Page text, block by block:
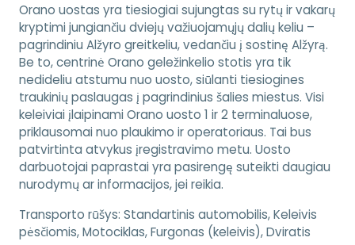
Orano uostas yra tiesiogiai sujungtas su rytų ir vakarų
kryptimi jungiančiu dviejų važiuojamųjų dalių keliu –
pagrindiniu Alžyro greitkeliu, vedančiu į sostinę Alžyrą.
Be to, centrinė Orano geležinkelio stotis yra tik
nedideliu atstumu nuo uosto, siūlanti tiesiogines
traukinių paslaugas į pagrindinius šalies miestus. Visi
keleiviai įlaipinami Orano uosto 1 ir 2 terminaluose,
priklausomai nuo plaukimo ir operatoriaus. Tai bus
patvirtinta atvykus įregistravimo metu. Uosto
darbuotojai paprastai yra pasirengę suteikti daugiau
nurodymų ar informacijos, jei reikia.
Transporto rūšys: Standartinis automobilis, Keleivis
pėsčiomis, Motociklas, Furgonas (keleivis), Dviratis